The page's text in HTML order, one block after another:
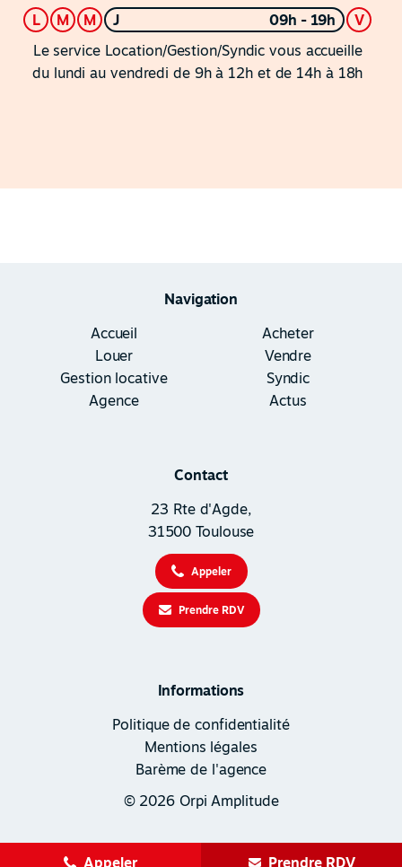
L
M M J 09h - 19h
V
Le service Location/Gestion/Syndic vous accueille
du lundi au vendredi de 9h à 12h et de 14h à 18h
Navigation
Accueil
Acheter
Louer
Vendre
Gestion locative
Syndic
Agence
Actus
Contact
23 Rte d'Agde,
31500 Toulouse
Appeler
Prendre RDV
Informations
Politique de confidentialité
Mentions légales
Barème de l'agence
© 2026 Orpi Amplitude
Appeler Prendre RDV